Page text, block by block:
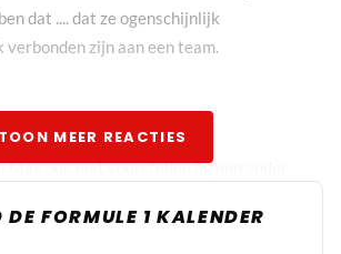
dat .... dat ze ogenschijnlijk
zijn aan een team.
Max ook niet voorstellen bij een ander
Mercedes blijven.
TOON MEER REACTIES
FORMULE 1 KALENDER